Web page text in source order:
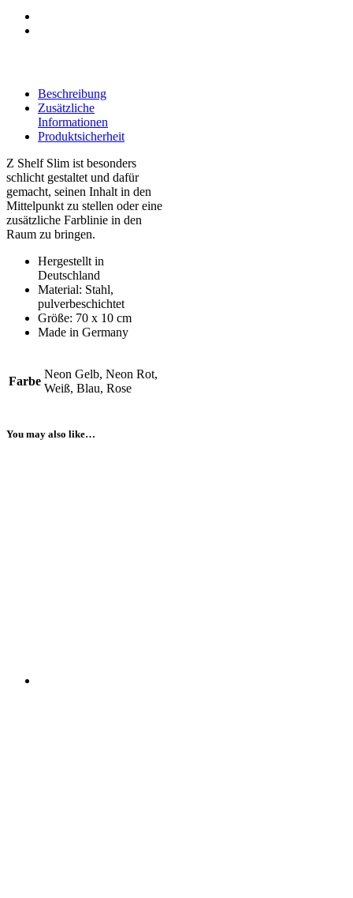
Beschreibung
Zusätzliche
Informationen
Produktsicherheit
Z Shelf Slim ist besonders
schlicht gestaltet und dafür
gemacht, seinen Inhalt in den
Mittelpunkt zu stellen oder eine
zusätzliche Farblinie in den
Raum zu bringen.
Hergestellt in
Deutschland
Material: Stahl,
pulverbeschichtet
Größe: 70 x 10 cm
Made in Germany
Farbe
Neon Gelb, Neon Rot,
Weiß, Blau, Rose
You may also like…